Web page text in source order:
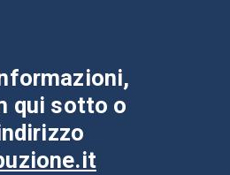
qui sotto o